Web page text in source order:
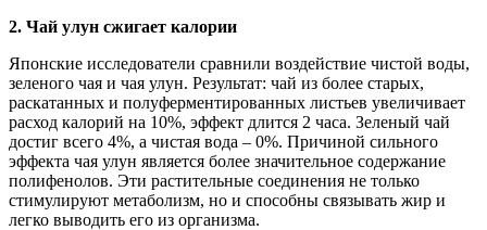
2. Чай улун сжигает калории
Японские исследователи сравнили воздействие чистой воды,
зеленого чая и чая улун. Результат: чай из более старых,
раскатанных и полуферментированных листьев увеличивает
расход калорий на 10%, эффект длится 2 часа. Зеленый чай
достиг всего 4%, а чистая вода – 0%. Причиной сильного
эффекта чая улун является более значительное содержание
полифенолов. Эти растительные соединения не только
стимулируют метаболизм, но и способны связывать жир и
легко выводить его из организма.